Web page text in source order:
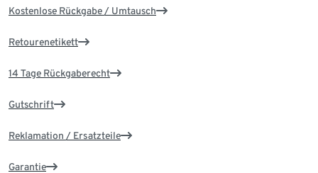
Kostenlose Rückgabe / Umtausch
Retourenetikett
14 Tage Rückgaberecht
Gutschrift
Reklamation / Ersatzteile
Garantie